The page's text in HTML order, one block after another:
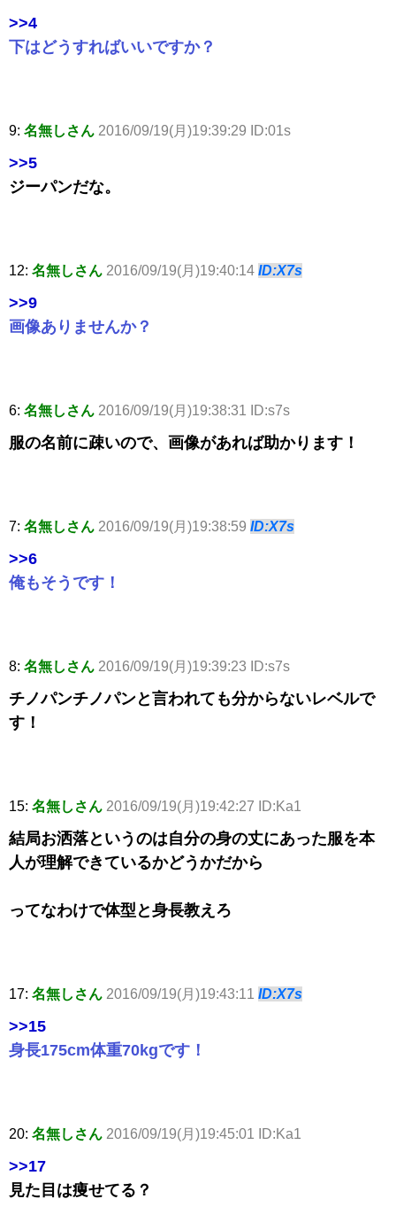
>>4
下はどうすればいいですか？
9: 名無しさん 2016/09/19(月)19:39:29 ID:01s
>>5
ジーパンだな。
12: 名無しさん 2016/09/19(月)19:40:14 ID:X7s
>>9
画像ありませんか？
6: 名無しさん 2016/09/19(月)19:38:31 ID:s7s
服の名前に疎いので、画像があれば助かります！
7: 名無しさん 2016/09/19(月)19:38:59 ID:X7s
>>6
俺もそうです！
8: 名無しさん 2016/09/19(月)19:39:23 ID:s7s
チノパンチノパンと言われても分からないレベルで
す！
15: 名無しさん 2016/09/19(月)19:42:27 ID:Ka1
結局お洒落というのは自分の身の丈にあった服を本
人が理解できているかどうかだから
ってなわけで体型と身長教えろ
17: 名無しさん 2016/09/19(月)19:43:11 ID:X7s
>>15
身長175cm体重70kgです！
20: 名無しさん 2016/09/19(月)19:45:01 ID:Ka1
>>17
見た目は痩せてる？